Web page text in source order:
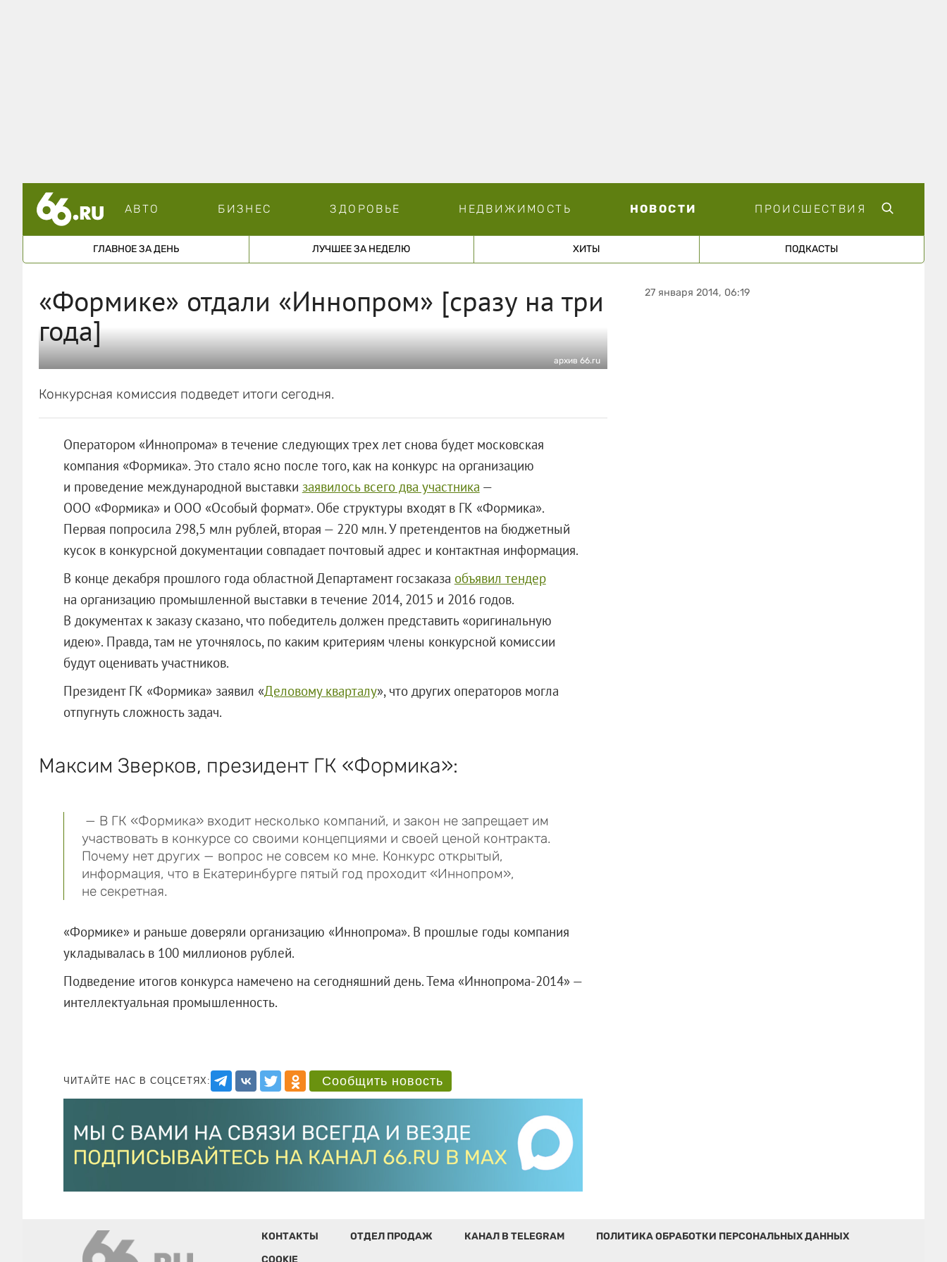
АВТО БИЗНЕС ЗДОРОВЬЕ НЕДВИЖИМОСТЬ НОВОСТИ ПРОИСШЕСТВИЯ
ГЛАВНОЕ ЗА ДЕНЬ ЛУЧШЕЕ ЗА НЕДЕЛЮ ХИТЫ ПОДКАСТЫ
«Формике» отдали «Иннопром» [сразу на три
года]
архив 66.ru
Конкурсная комиссия подведет итоги сегодня.
Оператором «Иннопрома» в течение следующих трех лет снова будет московская
компания «Формика». Это стало ясно после того, как на конкурс на организацию
и проведение международной выставки заявилось всего два участника —
ООО «Формика»и ООО «Особый формат». Обе структуры входят в ГК «Формика».
Первая попросила 298,5 млн рублей, вторая — 220 млн. У претендентов на бюджетный
кусок в конкурсной документации совпадает почтовый адрес и контактная информация.
В конце декабря прошлого года областной Департамент госзаказа объявил тендер
на организацию промышленной выставки в течение 2014, 2015 и 2016 годов.
В документах к заказу сказано, что победитель должен представить «оригинальную
идею». Правда, там не уточнялось, по каким критериям члены конкурсной комиссии
будут оценивать участников.
Президент ГК «Формика» заявил «Деловому кварталу», что других операторов могла
отпугнуть сложность задач.
Максим Зверков, президент ГК «Формика»:
— В ГК «Формика» входит несколько компаний, и закон не запрещает им
участвовать в конкурсе со своими концепциями и своей ценой контракта.
Почему нет других — вопрос не совсем ко мне. Конкурс открытый,
информация, что в Екатеринбурге пятый год проходит «Иннопром»,
не секретная.
«Формике» и раньше доверяли организацию «Иннопрома». В прошлые годы компания
укладывалась в 100 миллионов рублей.
Подведение итогов конкурса намечено на сегодняшний день. Тема «Иннопрома-2014» —
интеллектуальная промышленность.
ЧИТАЙТЕ НАС В СОЦСЕТЯХ: Сообщить новость
27 января 2014, 06:19
КОНТАКТЫ ОТДЕЛ ПРОДАЖ КАНАЛ В TELEGRAM
ПОЛИТИКА ОБРАБОТКИ ПЕРСОНАЛЬНЫХ ДАННЫХ